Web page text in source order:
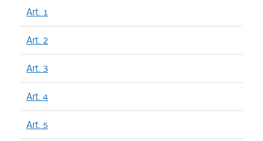
Art. 1
Art. 2
Art. 3
Art. 4
Art. 5